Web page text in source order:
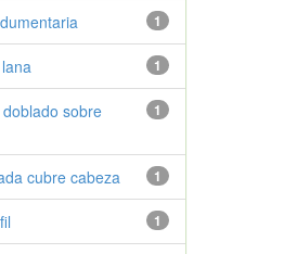
1
1
1
sobre
1
cubre cabeza
1